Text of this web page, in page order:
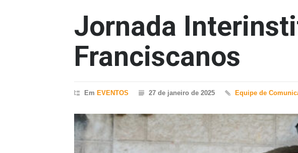
Jornada
Franciscanos
Em EVENTOS 27 de janeiro de 2025 Equipe de